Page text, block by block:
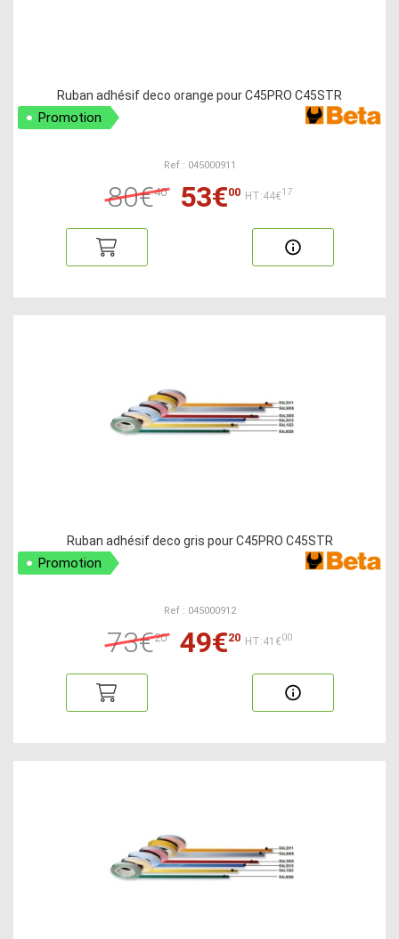
Ruban adhésif deco orange pour C45PRO C45STR
Promotion
Ref : 045000911
80€40 53€00 HT:44€17
Ruban adhésif deco gris pour C45PRO C45STR
Promotion
Ref : 045000912
73€20 49€20 HT:41€00